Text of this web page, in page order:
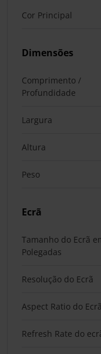
Cor Principal
Dimensões
Comprimento /
Profundidade
Largura
Altura
Peso
Ecrã
Tamanho do Ecrã
Polegadas
Resolução do Ecrã
Aspect Ratio do Ecrã
Refresh Rate do